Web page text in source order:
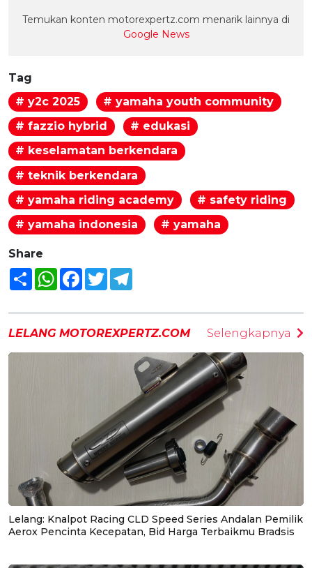
Temukan konten motorexpertz.com menarik lainnya di
Google News
Tag
# y2c 2025
# yamaha youth community
# fazzio hybrid
# edukasi
# keselamatan berkendara
# teknik berkendara
# yamaha riding academy
# safety riding
# yamaha indonesia
# yamaha
Share
Share WhatsAppFacebook
Twitter
LELANG MOTOREXPERTZ.COM Selengkapnya
Lelang: Knalpot Racing CLD Speed Series Andalan Pemilik
Aerox Pencinta Kecepatan, Bid Harga Terbaikmu Bradsis